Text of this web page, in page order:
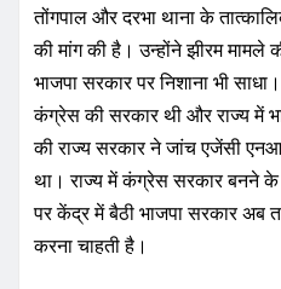
तोंगपाल और दरभा थाना के
की मांग की है। उन्होंने झीरम
भाजपा सरकार पर निशाना भी
कंग्रेस की सरकार थी और राज्य में
की राज्य सरकार ने जांच एजेंसी
था। राज्य में कंग्रेस सरकार बनने के
पर केंद्र में बैठी भाजपा सरकार अब
करना चाहती है।